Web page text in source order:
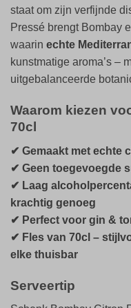
staat om zijn verfijnde
Pressé brengt Bombay
waarin echte
kunstmatige aroma’s –
uitgebalanceerde
Waarom kiezen
70cl
✔ Gemaakt met echte
✔ Geen toegevoegde
✔ Laag
krachtig genoeg
✔ Perfect voor gin &
✔ Fles van 70cl –
elke thuisbar
Serveertip